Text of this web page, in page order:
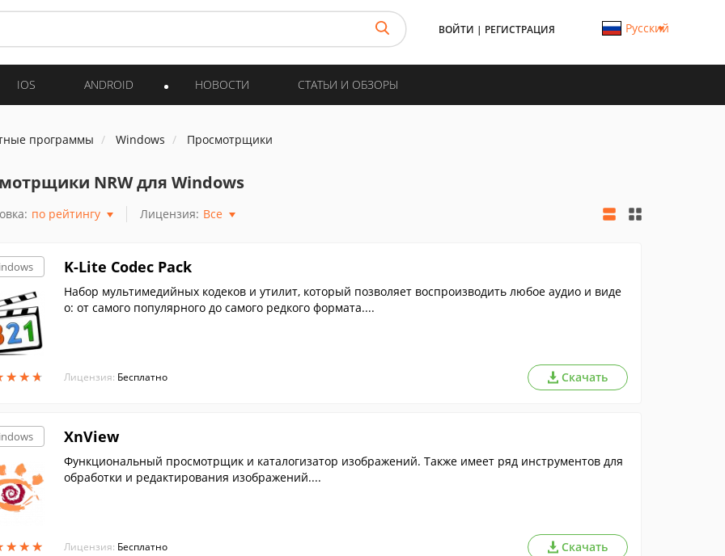
ВОЙТИ | РЕГИСТРАЦИЯ Русский
IOS ANDROID НОВОСТИ СТАТЬИ И ОБЗОРЫ
программы Windows Просмотрщики
NRW для Windows
по рейтингу Лицензия: Все
★★★
★★★
K-Lite Codec Pack
Набор мультимедийных кодеков и утилит, который позволяет воспроизводить любое аудио и виде
о: от самого популярного до самого редкого формата....
Лицензия: Бесплатно Скачать
★★★
★★★
XnView
Функциональный просмотрщик и каталогизатор изображений. Также имеет ряд инструментов для
обработки и редактирования изображений....
Лицензия: Бесплатно Скачать